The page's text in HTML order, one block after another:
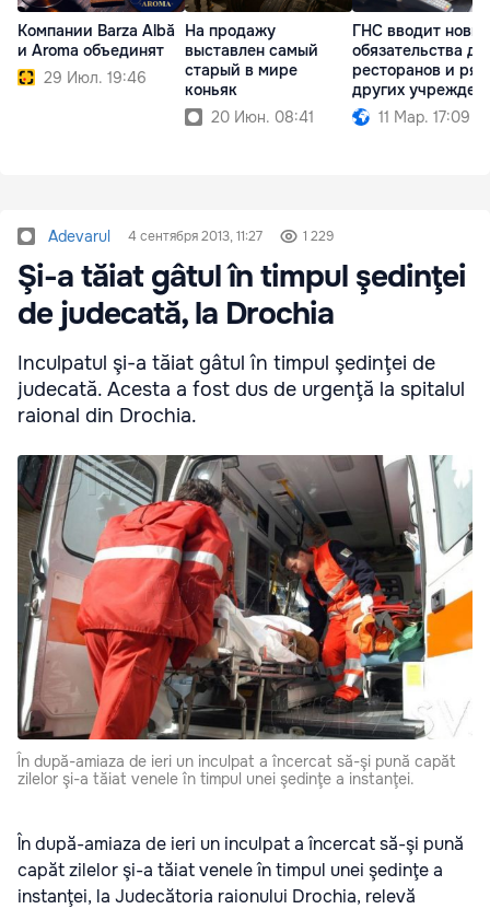
Компании Barza Albă
и Aroma объединят
29 Июл. 19:46
На продажу
выставлен самый
старый в мире
коньяк
20 Июн. 08:41
ГНС вводит новые
обязательства
ресторанов и
других
11 Мар. 17:09
Adevarul 4 сентября 2013, 11:27 1 229
Şi-a tăiat gâtul în timpul şedinţei
de judecată, la Drochia
Inculpatul şi-a tăiat gâtul în timpul şedinţei de
judecată. Acesta a fost dus de urgenţă la spitalul
raional din Drochia.
În după-amiaza de ieri un inculpat a încercat să-şi pună capăt
zilelor şi-a tăiat venele în timpul unei şedinţe a instanţei.
În după-amiaza de ieri un inculpat a încercat să-şi pună
capăt zilelor şi-a tăiat venele în timpul unei şedinţe a
instanţei, la Judecătoria raionului Drochia, relevă